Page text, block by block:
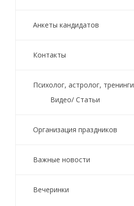
Анкеты кандидатов
Контакты
Психолог, астролог, тренинги
Видео/ Статьи
Организация праздников
Важные новости
Вечеринки